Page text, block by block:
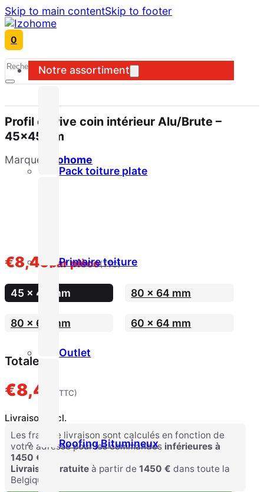
Skip to main contentSkip to footer
0
Notre assortiment
Pack toiture plate
Primaire toiture
Outlet
Roofing Bitumineux
Search
Profil de rive coin intérieur Alu/Brute –
45x45mm
Marque: Izohome
€8,49par pièce(TTC)
45 x 45 mm 80 x 64 mm
80 x 64 mm 60 x 64 mm
Totale
€8,49 (TTC)
Livraison excl.
Les frais de livraison sont calculés en fonction de
votre adresse pour les commandes inférieures à
1450 €
Livraison gratuite à partir de 1450 € dans toute la
Belgique.